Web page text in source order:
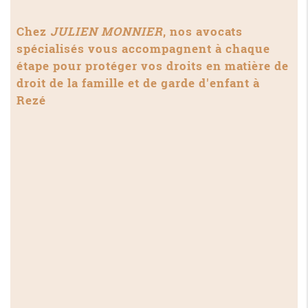
Chez JULIEN MONNIER, nos avocats
spécialisés vous accompagnent à chaque
étape pour protéger vos droits en matière de
droit de la famille et de garde d'enfant à
Rezé